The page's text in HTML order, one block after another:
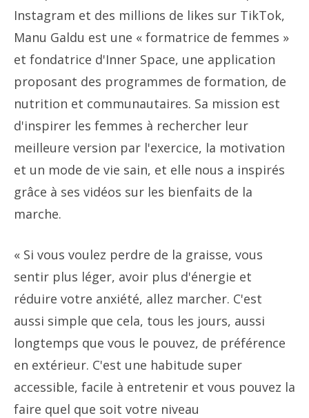
Instagram et des millions de likes sur TikTok,
Manu Galdu est une « formatrice de femmes »
et fondatrice d'Inner Space, une application
proposant des programmes de formation, de
nutrition et communautaires. Sa mission est
d'inspirer les femmes à rechercher leur
meilleure version par l'exercice, la motivation
et un mode de vie sain, et elle nous a inspirés
grâce à ses vidéos sur les bienfaits de la
marche.
« Si vous voulez perdre de la graisse, vous
sentir plus léger, avoir plus d'énergie et
réduire votre anxiété, allez marcher. C'est
aussi simple que cela, tous les jours, aussi
longtemps que vous le pouvez, de préférence
en extérieur. C'est une habitude super
accessible, facile à entretenir et vous pouvez la
faire quel que soit votre niveau